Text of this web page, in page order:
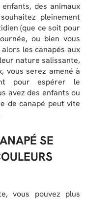
des animaux
pleinement
(que ce soit pour
ou bien vous
les canapés aux
nature salissante,
vous serez amené à
pour espérer le
avez des enfants ou
de canapé peut vite
SE
vous pouvez plus